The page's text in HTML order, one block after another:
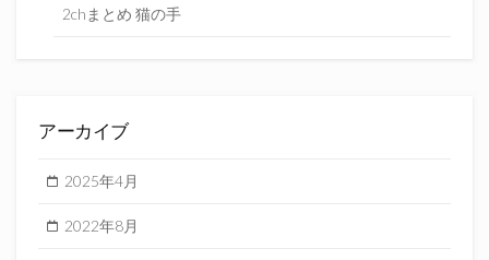
2chまとめ 猫の手
アーカイブ
2025年4月
2022年8月